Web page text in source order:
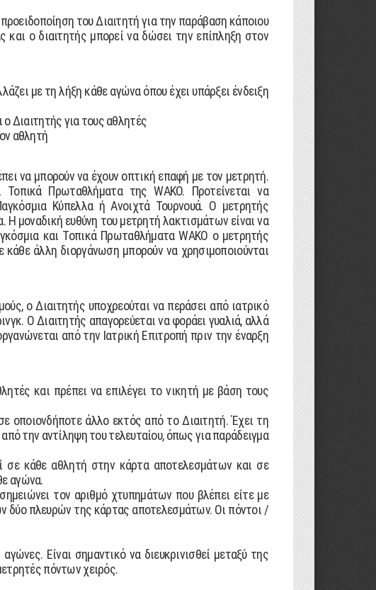
του ∆ιαιτητή για την παράβαση κάποιου
ο διαιτητής µπορεί να δώσει την επίπληξη στον
µε τη λήξη κάθε αγώνα όπου έχει υπάρξει ένδειξη
∆ιαιτητής για τους αθλητές
αθλητή
να µπορούν να έχουν οπτική επαφή µε τον µετρητή.
Πρωταθλήµατα της WAKO. Προτείνεται να
Κύπελλα ή Ανοιχτά Τουρνουά. Ο µετρητής
µοναδική ευθύνη του µετρητή λακτισµάτων είναι να
και Τοπικά Πρωταθλήµατα WAKO ο µετρητής
άλλη διοργάνωση µπορούν να χρησιµοποιούνται
ο ∆ιαιτητής υποχρεούται να περάσει από ιατρικό
Ο ∆ιαιτητής απαγορεύεται να φοράει γυαλιά, αλλά
από την Ιατρική Επιτροπή πριν την έναρξη
και πρέπει να επιλέγει το νικητή µε βάση τους
οποιονδήποτε άλλο εκτός από το ∆ιαιτητή. Έχει τη
την αντίληψη του τελευταίου, όπως για παράδειγµα
σε κάθε αθλητή στην κάρτα αποτελεσµάτων και σε
αγώνα.
τον αριθµό χτυπηµάτων που βλέπει είτε µε
δύο πλευρών της κάρτας αποτελεσµάτων. Οι πόντοι /
Είναι σηµαντικό να διευκρινισθεί µεταξύ της
πόντων χειρός.